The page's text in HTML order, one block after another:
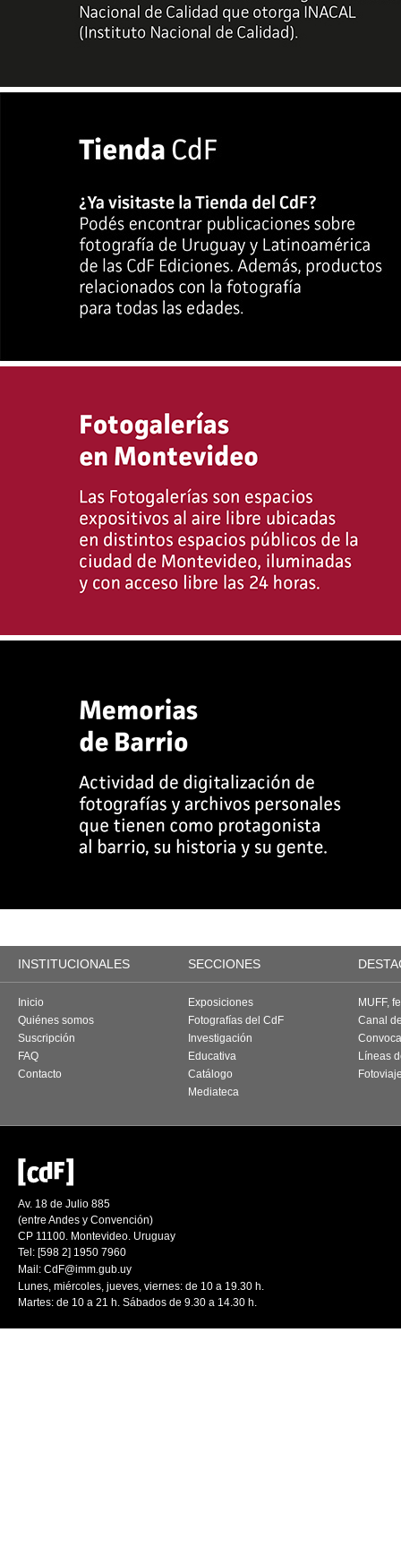
INSTITUCIONALES SECCIONES
Inicio
Quiénes somos
Suscripción
FAQ
Contacto
Exposiciones
Fotografías del CdF
Investigación
Educativa
Catálogo
Mediateca
MUFF,
Canal
Líneas
Av. 18 de Julio 885
(entre Andes y Convención)
CP 11100. Montevideo. Uruguay
Tel: [598 2] 1950 7960
Mail: CdF@imm.gub.uy
Lunes, miércoles, jueves, viernes: de 10 a 19.30 h.
Martes: de 10 a 21 h. Sábados de 9.30 a 14.30 h.